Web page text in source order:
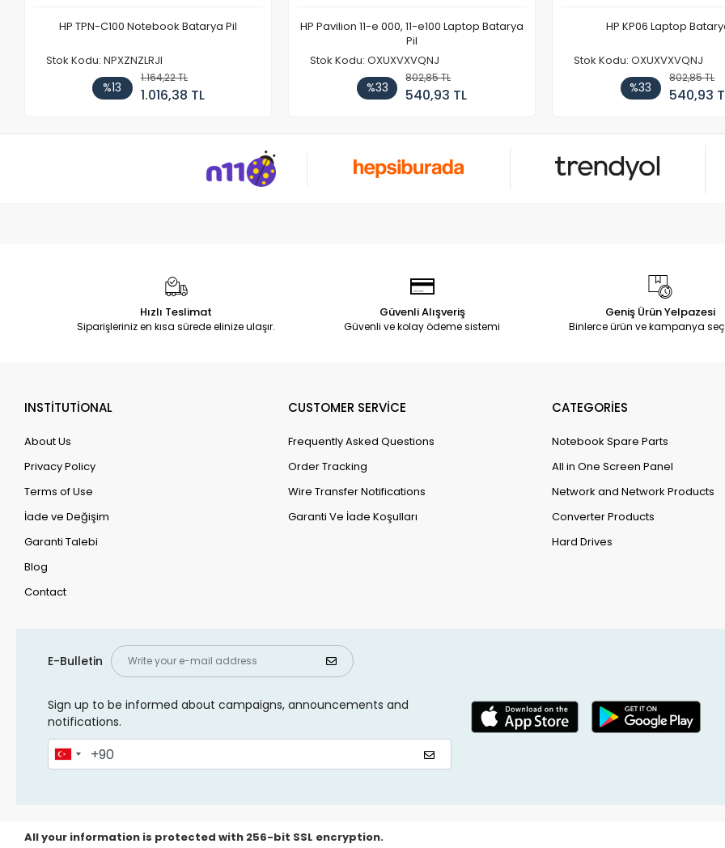
HP TPN-C100 Notebook Batarya Pil
Stok Kodu: NPXZNZLRJI
%13
1.164,22 TL
1.016,38 TL
HP Pavilion 11-e 000, 11-e100 Laptop Batarya
Pil
Stok Kodu: OXUXVXVQNJ
%33
802,85 TL
540,93 TL
HP KP06 Laptop
Stok Kodu: OXUXVXVQNJ
%33
802,85 TL
540,93
Hızlı Teslimat
Siparişleriniz en kısa sürede elinize ulaşır.
Güvenli Alışveriş
Güvenli ve kolay ödeme sistemi
Geniş Ürün Yelpazesi
Binlerce ürün ve kampanya
INSTİTUTİONAL
About Us
Privacy Policy
Terms of Use
İade ve Değişim
Garanti Talebi
Blog
Contact
CUSTOMER SERVİCE
Frequently Asked Questions
Order Tracking
Wire Transfer Notifications
Garanti Ve İade Koşulları
CATEGORİES
Notebook Spare Parts
All in One Screen Panel
Network and Network Products
Converter Products
Hard Drives
E-Bulletin
Sign up to be informed about campaigns, announcements and
notifications.
All your information is protected with 256-bit SSL encryption.